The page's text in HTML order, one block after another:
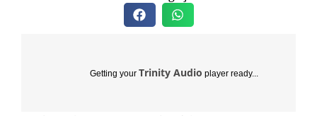
Getting your Trinity Audio player ready...